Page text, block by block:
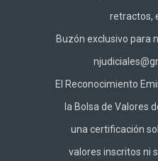
retractos,
Buzón exclusivo para
El Reconocimiento
la Bolsa de Valores
una certificación
valores inscritos ni